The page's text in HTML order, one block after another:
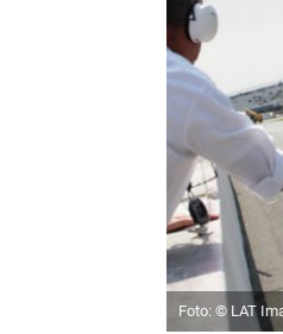
Foto: © LAT